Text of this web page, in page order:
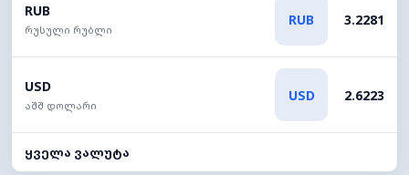
RUB
რუსული რუბლი
RUB 3.2281
USD
აშშ დოლარი
USD 2.6223
ყველა ვალუტა